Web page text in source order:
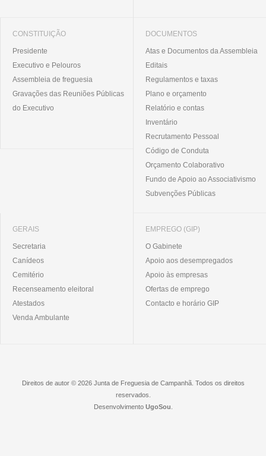
CONSTITUIÇÃO
Presidente
Executivo e Pelouros
Assembleia de freguesia
Gravações das Reuniões Públicas
do Executivo
DOCUMENTOS
Atas e Documentos da Assembleia
Editais
Regulamentos e taxas
Plano e orçamento
Relatório e contas
Inventário
Recrutamento Pessoal
Código de Conduta
Orçamento Colaborativo
Fundo de Apoio ao Associativismo
Subvenções Públicas
GERAIS
Secretaria
Canídeos
Cemitério
Recenseamento eleitoral
Atestados
Venda Ambulante
EMPREGO (GIP)
O Gabinete
Apoio aos desempregados
Apoio às empresas
Ofertas de emprego
Contacto e horário GIP
Direitos de autor © 2026 Junta de Freguesia de Campanhã. Todos os direitos
reservados.
Desenvolvimento UgoSou